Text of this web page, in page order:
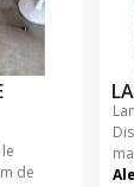
de